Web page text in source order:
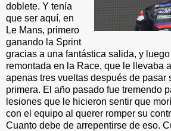
doblete. Y tenía
que ser aquí, en
Le Mans, primero
ganando la Sprint
gracias a una fantástica salida, y
remontada en la Race, que le llevaba
apenas tres vueltas después de pasar
primera. El año pasado fue tremendo
lesiones que le hicieron sentir que
con el equipo al querer romper su
Cuanto debe de arrepentirse de eso.